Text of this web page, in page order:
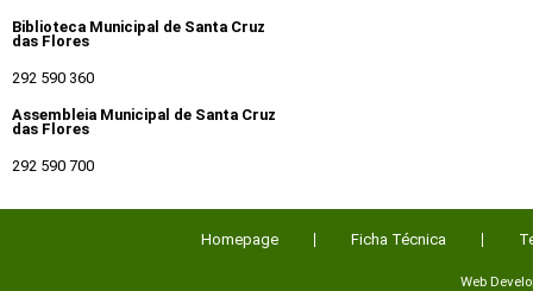
Biblioteca Municipal de Santa Cruz
das Flores
292 590 360
Assembleia Municipal de Santa Cruz
das Flores
292 590 700
Homepage Ficha Técnica
Web